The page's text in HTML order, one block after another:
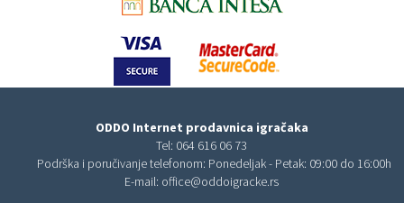
ODDO Internet prodavnica igračaka
Tel: 064 616 06 73
Podrška i poručivanje telefonom: Ponedeljak - Petak: 09:00 do 16:00h
E-mail: office@oddoigracke.rs